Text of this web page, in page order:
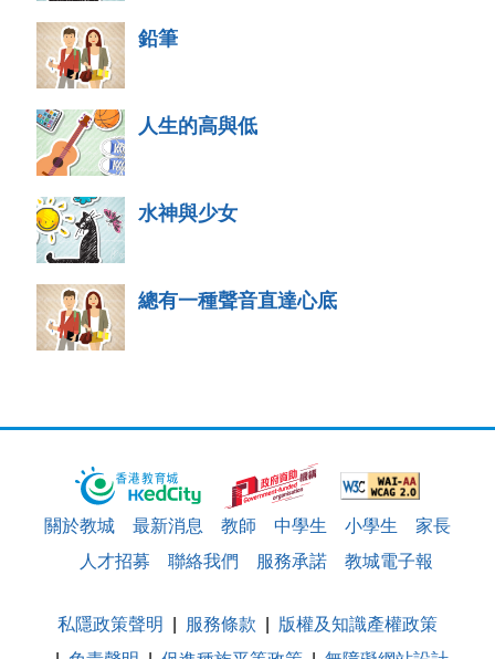
鉛筆
人生的高與低
水神與少女
總有一種聲音直達心底
關於教城 最新消息 教師 中學生 小學生
家長
人才招募
聯絡我們 服務承諾 教城電子報
私隱政策聲明 服務條款
版權及知識產權政策